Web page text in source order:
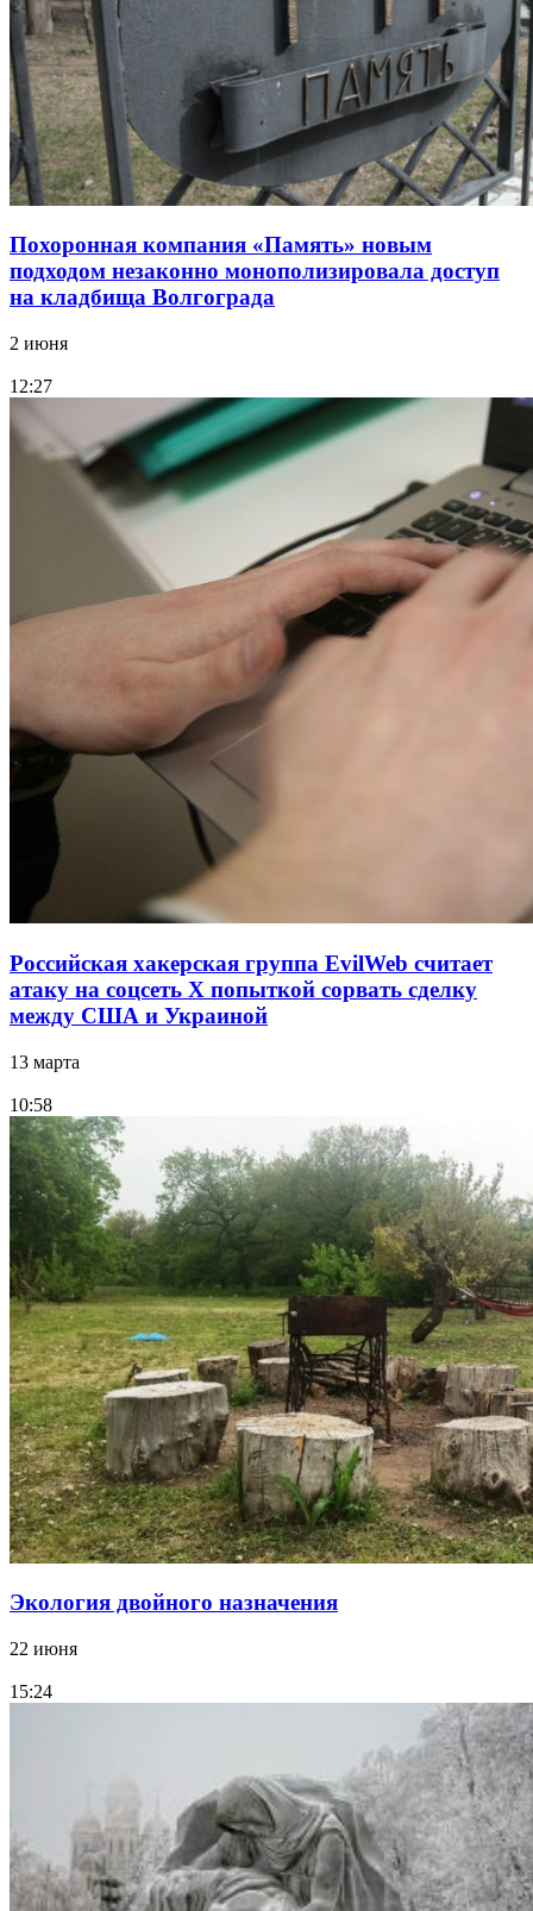
Похоронная компания «Память» новым
подходом незаконно монополизировала доступ
на кладбища Волгограда
2 июня
12:27
Российская хакерская группа EvilWeb считает
атаку на соцсеть Х попыткой сорвать сделку
между США и Украиной
13 марта
10:58
Экология двойного назначения
22 июня
15:24